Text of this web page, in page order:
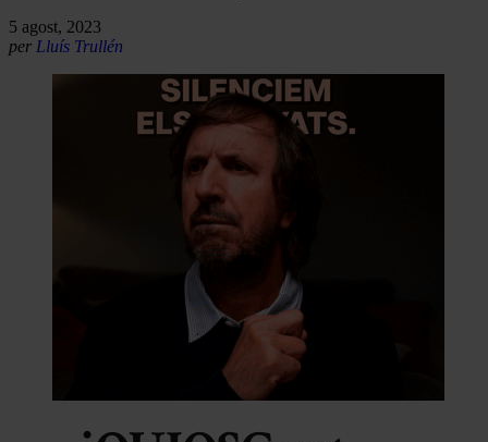
5 agost, 2023
per Lluís Trullén